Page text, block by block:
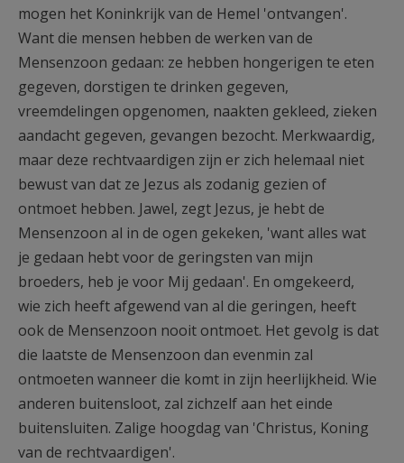
mogen het Koninkrijk van de Hemel 'ontvangen'.
Want die mensen hebben de werken van de
Mensenzoon gedaan: ze hebben hongerigen te eten
gegeven, dorstigen te drinken gegeven,
vreemdelingen opgenomen, naakten gekleed, zieken
aandacht gegeven, gevangen bezocht. Merkwaardig,
maar deze rechtvaardigen zijn er zich helemaal niet
bewust van dat ze Jezus als zodanig gezien of
ontmoet hebben. Jawel, zegt Jezus, je hebt de
Mensenzoon al in de ogen gekeken, 'want alles wat
je gedaan hebt voor de geringsten van mijn
broeders, heb je voor Mij gedaan'. En omgekeerd,
wie zich heeft afgewend van al die geringen, heeft
ook de Mensenzoon nooit ontmoet. Het gevolg is dat
die laatste de Mensenzoon dan evenmin zal
ontmoeten wanneer die komt in zijn heerlijkheid. Wie
anderen buitensloot, zal zichzelf aan het einde
buitensluiten. Zalige hoogdag van 'Christus, Koning
van de rechtvaardigen'.